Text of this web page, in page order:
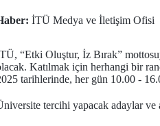
İTÜ Medya ve İletişim Ofisi
“Etki Oluştur, İz Bırak”
Katılmak için herhangi bir
tarihlerinde, her gün 10.00 -
tercihi yapacak adaylar ve